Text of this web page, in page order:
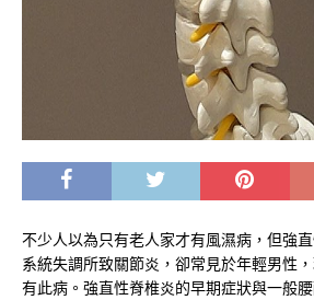
不少人以為只有老人家才有風濕病，但強
系統失調所致關節炎，卻常見於年輕男性
有此病。強直性脊椎炎的早期症狀與一般